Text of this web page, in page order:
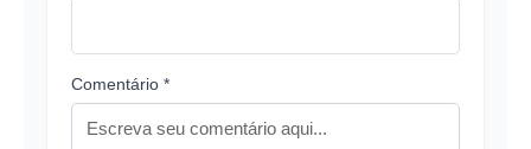
Comentário *